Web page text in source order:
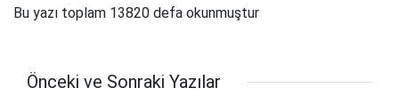
Bu yazı toplam 13820 defa okunmuştur
Önceki ve Sonraki Yazılar